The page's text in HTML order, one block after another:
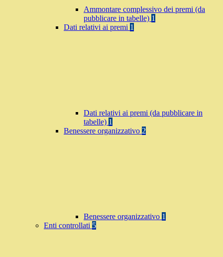
Ammontare complessivo dei premi (da
pubblicare in tabelle) 1
Dati relativi ai premi 1
Dati relativi ai premi (da pubblicare in
tabelle) 1
Benessere organizzativo 2
Benessere organizzativo 1
Enti controllati 5